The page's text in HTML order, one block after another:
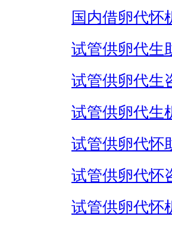
国内借卵代怀
试管供卵代生
试管供卵代生
试管供卵代生
试管供卵代怀
试管供卵代怀
试管供卵代怀